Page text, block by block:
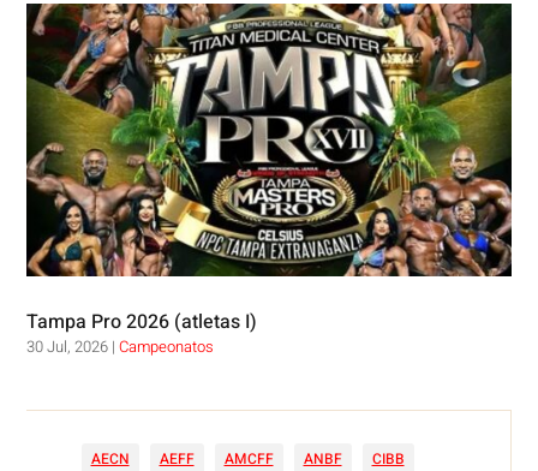
Tampa Pro 2026 (atletas I)
30 Jul, 2026 |Campeonatos
AECN AEFF AMCFF ANBF
CIBB